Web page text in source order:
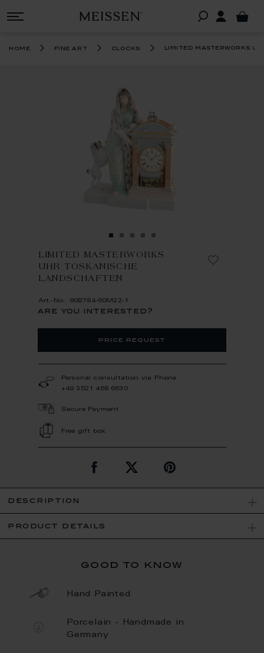
home fine art clocks limited masterworks
LIMITED MASTERWORKS
UHR TOSKANISCHE
LANDSCHAFTEN
Art.-No.: 90B784-60M22-1
are you interested?
price request
Personal consultation via Phone
+49 3521 468 6630
Secure Payment
Free gift box
description
product details
good to know
Hand Painted
Porcelain - Handmade in
Germany